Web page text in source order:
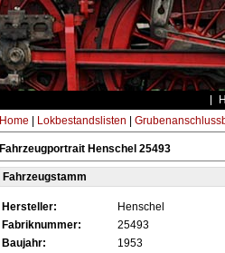
Home Lokbestandslisten
Fahrzeugportrait Henschel 25493
Fahrzeugstamm
Hersteller:
Henschel
Fabriknummer:
25493
Baujahr:
1953